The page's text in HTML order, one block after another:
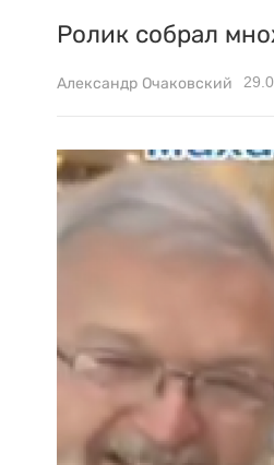
Ролик собрал
Александр Очаковский